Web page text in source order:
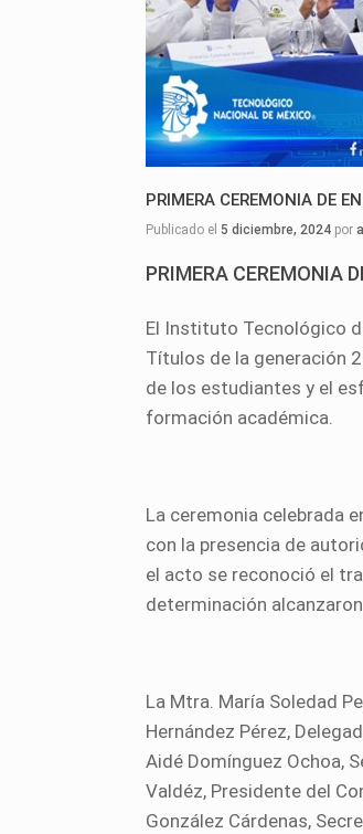
PRIMERA CEREMONIA DE
Publicado el 5 diciembre, 2024 por
PRIMERA CEREMONIA
El Instituto Tecnológico
Títulos de la generación
de los estudiantes y el
formación académica.
La ceremonia celebrada
con la presencia de
el acto se reconoció el
determinación
La Mtra. María Soledad
Hernández Pérez,
Aidé Domínguez Ochoa,
Valdéz, Presidente del
González Cárdenas,